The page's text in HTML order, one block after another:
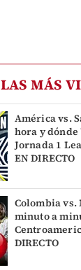
LAS MÁS
América vs.
hora y
Jornada 1
EN DIRECTO
Colombia vs.
minuto a
DIRECTO